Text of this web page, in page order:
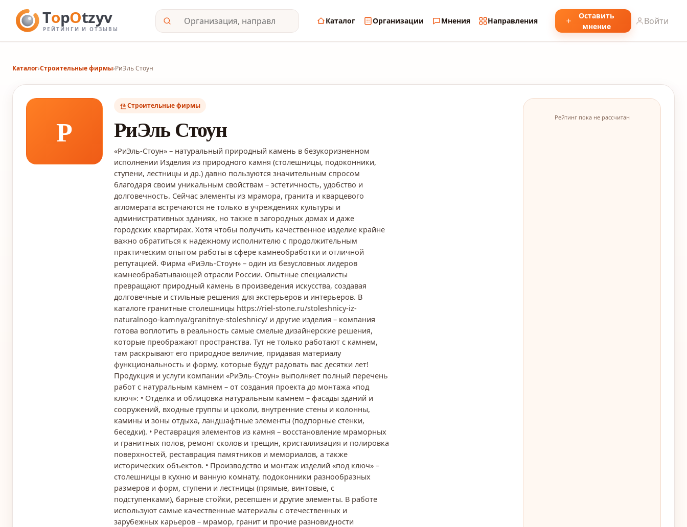
Каталог Организации Мнения Направления
Оставить
мнение
Войти
Каталог›Строительные фирмы›РиЭль Стоун
Р
Строительные фирмы
РиЭль Стоун
«РиЭль-Стоун» – натуральный природный камень в безукоризненном
исполнении Изделия из природного камня (столешницы, подоконники,
ступени, лестницы и др.) давно пользуются значительным спросом
благодаря своим уникальным свойствам – эстетичность, удобство и
долговечность. Сейчас элементы из мрамора, гранита и кварцевого
агломерата встречаются не только в учреждениях культуры и
административных зданиях, но также в загородных домах и даже
городских квартирах. Хотя чтобы получить качественное изделие крайне
важно обратиться к надежному исполнителю с продолжительным
практическим опытом работы в сфере камнеобработки и отличной
репутацией. Фирма «РиЭль-Стоун» – один из безусловных лидеров
камнеобрабатывающей отрасли России. Опытные специалисты
превращают природный камень в произведения искусства, создавая
долговечные и стильные решения для экстерьеров и интерьеров. В
каталоге гранитные столешницы https://riel-stone.ru/stoleshnicy-iz-
naturalnogo-kamnya/granitnye-stoleshnicy/ и другие изделия – компания
готова воплотить в реальность самые смелые дизайнерские решения,
которые преображают пространства. Тут не только работают с камнем,
там раскрывают его природное величие, придавая материалу
функциональность и форму, которые будут радовать вас десятки лет!
Продукция и услуги компании «РиЭль-Стоун» выполняет полный перечень
работ с натуральным камнем – от создания проекта до монтажа «под
ключ»: • Отделка и облицовка натуральным камнем – фасады зданий и
сооружений, входные группы и цоколи, внутренние стены и колонны,
камины и зоны отдыха, ландшафтные элементы (подпорные стенки,
беседки). • Реставрация элементов из камня – восстановление мраморных
и гранитных полов, ремонт сколов и трещин, кристаллизация и полировка
поверхностей, реставрация памятников и мемориалов, а также
исторических объектов. • Производство и монтаж изделий «под ключ» –
столешницы в кухню и ванную комнату, подоконники разнообразных
размеров и форм, ступени и лестницы (прямые, винтовые, с
подступенками), барные стойки, ресепшен и другие элементы. В работе
используют самые качественные материалы с отечественных и
зарубежных карьеров – мрамор, гранит и прочие разновидности
Рейтинг пока не рассчитан